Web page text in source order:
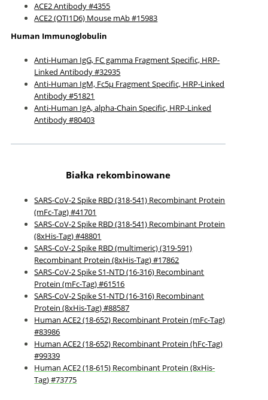
ACE2 Antibody #4355
ACE2 (OTI1D6) Mouse mAb #15983
Human Immunoglobulin
Anti-Human IgG, FC gamma Fragment Specific, HRP-
Linked Antibody #32935
Anti-Human IgM, Fc5µ Fragment Specific, HRP-Linked
Antibody #51821
Anti-Human IgA, alpha-Chain Specific, HRP-Linked
Antibody #80403
Białka rekombinowane
SARS-CoV-2 Spike RBD (318-541) Recombinant Protein
(mFc-Tag) #41701
SARS-CoV-2 Spike RBD (318-541) Recombinant Protein
(8xHis-Tag) #48801
SARS-CoV-2 Spike RBD (multimeric) (319-591)
Recombinant Protein (8xHis-Tag) #17862
SARS-CoV-2 Spike S1-NTD (16-316) Recombinant
Protein (mFc-Tag) #61516
SARS-CoV-2 Spike S1-NTD (16-316) Recombinant
Protein (8xHis-Tag) #88587
Human ACE2 (18-652) Recombinant Protein (mFc-Tag)
#83986
Human ACE2 (18-652) Recombinant Protein (hFc-Tag)
#99339
Human ACE2 (18-615) Recombinant Protein (8xHis-
Tag) #73775